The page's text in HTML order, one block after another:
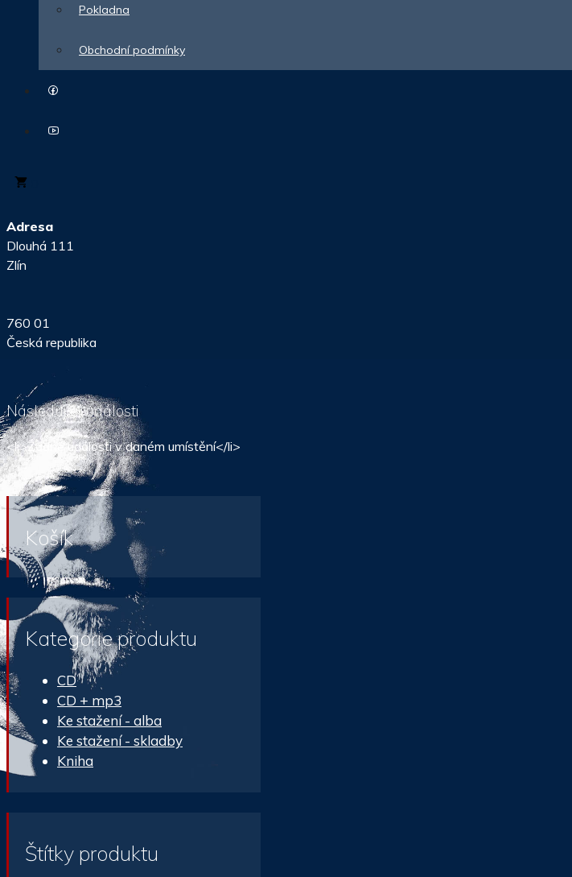
Pokladna
Obchodní podmínky
Adresa
Dlouhá 111
Zlín
760 01
Česká republika
Následující události
<li>Źádné události v daném umístění</li>
Košík
Kategorie produktu
CD
CD + mp3
Ke stažení - alba
Ke stažení - skladby
Kniha
Štítky produktu